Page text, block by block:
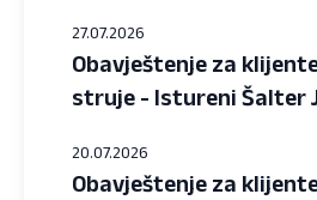
27.07.2026
Obavještenje za
struje - Istureni Šalter
20.07.2026
Obavještenje za